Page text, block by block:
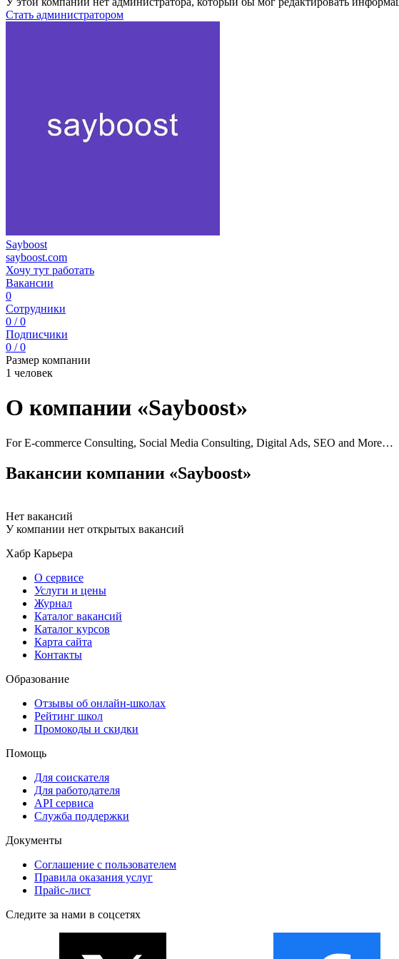
Стать администратором
Sayboost
sayboost.com
Хочу тут работать
Вакансии
0
Сотрудники
0 / 0
Подписчики
0 / 0
Размер компании
1 человек
О компании «Sayboost»
For E-commerce Consulting, Social Media Consulting, Digital Ads, SEO and More…
Вакансии компании «Sayboost»
Нет вакансий
У компании нет открытых вакансий
Хабр Карьера
О сервисе
Услуги и цены
Журнал
Каталог вакансий
Каталог курсов
Карта сайта
Контакты
Образование
Отзывы об онлайн-школах
Рейтинг школ
Промокоды и скидки
Помощь
Для соискателя
Для работодателя
API сервиса
Служба поддержки
Документы
Соглашение с пользователем
Правила оказания услуг
Прайс-лист
Следите за нами в соцсетях